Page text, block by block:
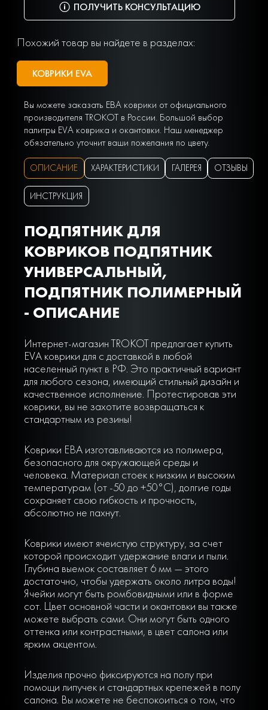
ПОЛУЧИТЬ КОНСУЛЬТАЦИЮ
Похожий товар вы найдете в разделах:
КОВРИКИ EVA
Вы можете заказать ЕВА коврики от официального
производителя TROKOT в России. Большой выбор
палитры EVA коврика и окантовки. Наш менеджер
обязательно уточнит ваши пожелания по цвету.
ОПИСАНИЕ ХАРАКТЕРИСТИКИ ГАЛЕРЕЯ ОТЗЫВЫ
ИНСТРУКЦИЯ
ПОДПЯТНИК ДЛЯ
КОВРИКОВ ПОДПЯТНИК
УНИВЕРСАЛЬНЫЙ,
ПОДПЯТНИК ПОЛИМЕРНЫЙ
- ОПИСАНИЕ
Интернет-магазин TROKOT предлагает купить
EVA коврики для с доставкой в любой
населенный пункт в РФ. Это практичный вариант
для любого сезона, имеющий стильный дизайн и
качественное исполнение. Протестировав эти
коврики, вы не захотите возвращаться к
стандартным из резины!
Коврики ЕВА изготавливаются из полимера,
безопасного для окружающей среды и
человека. Материал стоек к низким и высоким
температурам (от -50 до +50°С), долгие годы
сохраняет свою гибкость и прочность,
абсолютно не пахнут.
Коврики имеют ячеистую структуру, за счет
которой происходит удержание влаги и пыли.
Глубина выемок составляет 6 мм — этого
достаточно, чтобы удержать около литра воды!
Ячейки могут быть ромбовидными или в форме
сот. Цвет основной части и окантовки вы также
можете выбрать сами. Они могут быть одного
оттенка или контрастными, в цвет салона или
ярким акцентом.
Изделия прочно фиксируются на полу при
помощи липучек и стандартных крепежей в полу
салона. Вы можете не беспокоиться о том, что